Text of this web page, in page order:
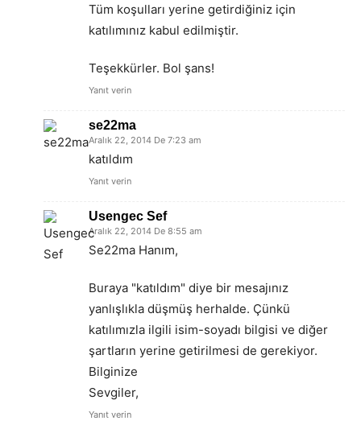
Tüm koşulları yerine getirdiğiniz için
katılımınız kabul edilmiştir.
Teşekkürler. Bol şans!
Yanıt verin
se22ma
Aralık 22, 2014 De 7:23 am
katıldım
Yanıt verin
Usengec Sef
Aralık 22, 2014 De 8:55 am
Se22ma Hanım,
Buraya "katıldım" diye bir mesajınız
yanlışlıkla düşmüş herhalde. Çünkü
katılımızla ilgili isim-soyadı bilgisi ve diğer
şartların yerine getirilmesi de gerekiyor.
Bilginize
Sevgiler,
Yanıt verin